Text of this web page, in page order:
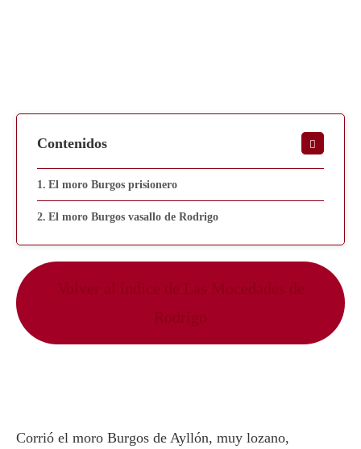
Contenidos
El moro Burgos prisionero
El moro Burgos vasallo de Rodrigo
Corrió el moro Burgos de Ayllón, muy lozano,